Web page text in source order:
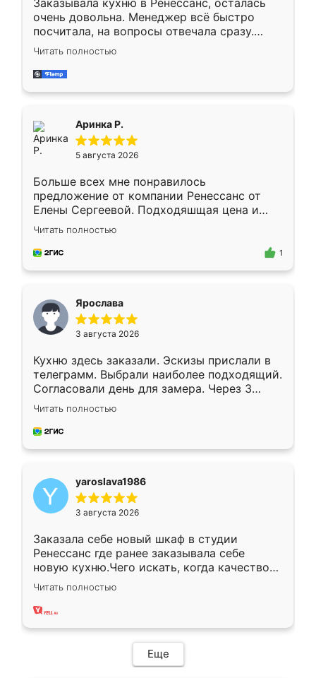
Заказывала кухню в Ренессанс, осталась
очень довольна. Менеджер всё быстро
посчитала, на вопросы отвечала сразу.
Замерщик приехал в субботу, подошёл к
делу со всей ответственностью. Собрали
за день, ребята работали аккуратно, даже
Читать полностью
Аринка Р.
5 августа 2026
Больше всех мне понравилось
предложение от компании Ренессанс от
Елены Сергеевой. Подходяшщая цена и
короткие сроки изготовления. Приехавший
для замера сотрудник Владислав
предложил по моему эскизу самый
Читать полностью
1
Ярослава
3 августа 2026
Кухню здесь заказали. Эскизы прислали в
телеграмм. Выбрали наиболее подходящий.
Согласовали день для замера. Через 3
недели кухня была уже готова. Остались
довольны работой. Спасибо Ренессанс
мебель за качественную работу!
Читать полностью
yaroslava1986
3 августа 2026
Заказала себе новый шкаф в студии
Ренессанс где ранее заказывала себе
новую кухню.Чего искать, когда качеством
вполне довольна. Служит кухня уже почти
два года, нареканий нет.
Читать полностью
Еще